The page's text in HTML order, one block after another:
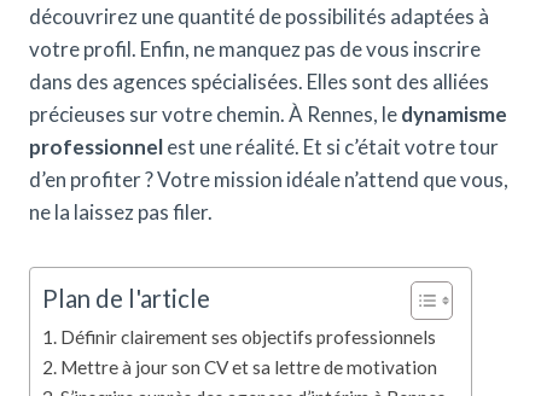
découvrirez une quantité de possibilités adaptées à
votre profil. Enfin, ne manquez pas de vous inscrire
dans des agences spécialisées. Elles sont des alliées
précieuses sur votre chemin. À Rennes, ledynamisme
professionnelest une réalité. Et si c’était votre tour
d’en profiter ? Votre mission idéale n’attend que vous,
ne la laissez pas filer.
Plan de l'article
Définir clairement ses objectifs professionnels
Mettre à jour son CV et sa lettre de motivation